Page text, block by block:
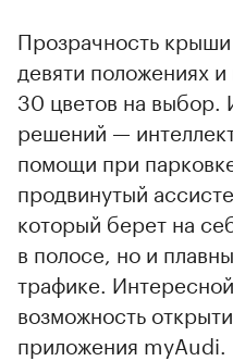
Прозрачность
девяти положениях
30 цветов на выбор.
решений —
помощи при
продвинутый
который берет на
в полосе, но и
трафике.
возможность
приложения myAudi.